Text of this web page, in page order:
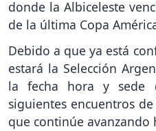
donde la Albiceleste
de la última Copa
Debido a que ya está
estará la Selección
la fecha hora y sede
siguientes encuentros
que continúe avanzando